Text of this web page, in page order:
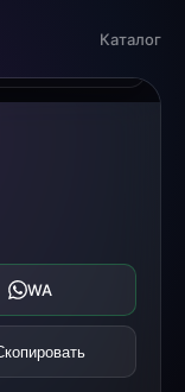
Каталог
WA